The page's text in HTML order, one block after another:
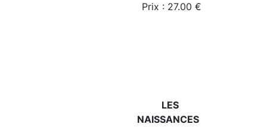
Prix : 27.00 €
LES
NAISSANCES